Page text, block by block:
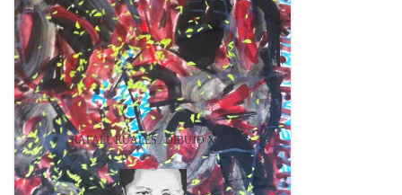
RAFAEL RUALES / DIBUJO XXIII